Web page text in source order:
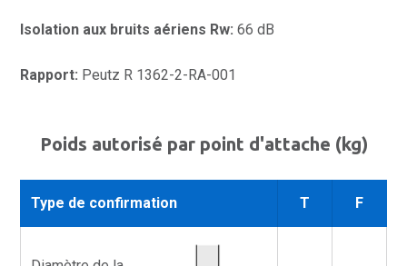
Isolation aux bruits aériens Rw: 66 dB
Rapport: Peutz R 1362-2-RA-001
Poids autorisé par point d'attache (kg)
Type de confirmation T F